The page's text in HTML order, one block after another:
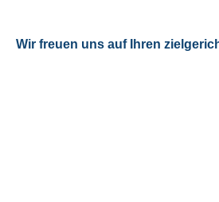
Wir freuen uns auf Ihren